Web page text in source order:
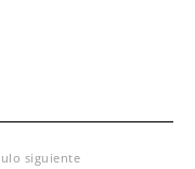
siguiente